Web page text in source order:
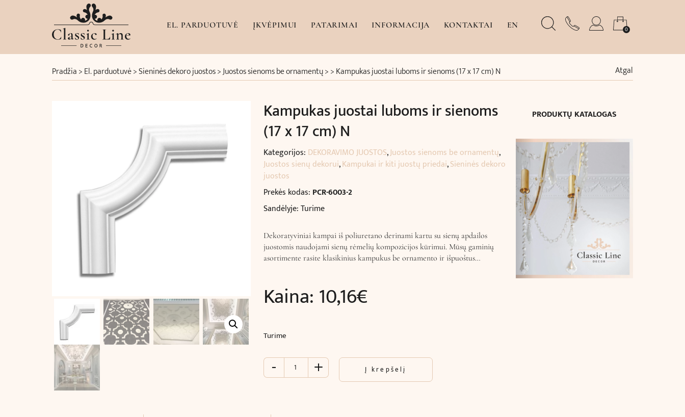
EL. PARDUOTUVĖ ĮKVĖPIMUI PATARIMAI INFORMACIJA KONTAKTAI EN 0
Pradžia>El. parduotuvė>Sieninės dekoro juostos>Juostos sienoms be ornamentų> >Kampukas juostai luboms ir sienoms (17 x 17 cm) N Atgal
Kampukas juostai luboms ir sienoms
(17 x 17 cm) N
Kategorijos: DEKORAVIMO JUOSTOS,Juostos sienoms be ornamentų,
Juostos sienų dekorui,Kampukai ir kiti juostų priedai,Sieninės dekoro
juostos
Prekės kodas: PCR-6003-2
Sandėlyje: Turime
Dekoratyviniai kampai iš poliuretano derinami kartu su sienų apdailos
juostomis naudojami sienų rėmelių kompozicijos kūrimui. Mūsų gaminių
asortimente rasite klasikinius kampukus be ornamento ir išpuoštus…
Kaina: 10,16€
Turime
-
produkto + Į krepšelį
PRODUKTŲ KATALOGAS